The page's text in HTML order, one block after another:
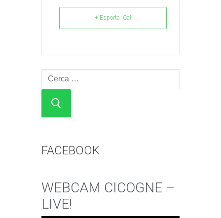
+ Esporta iCal
Cerca:
FACEBOOK
WEBCAM CICOGNE –
LIVE!